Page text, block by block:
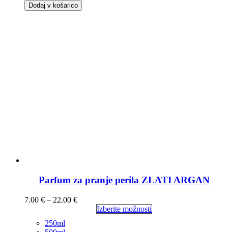
Dodaj v košarico
Parfum za pranje perila ZLATI ARGAN
7.00 € – 22.00 €
Izberite možnosti
250ml